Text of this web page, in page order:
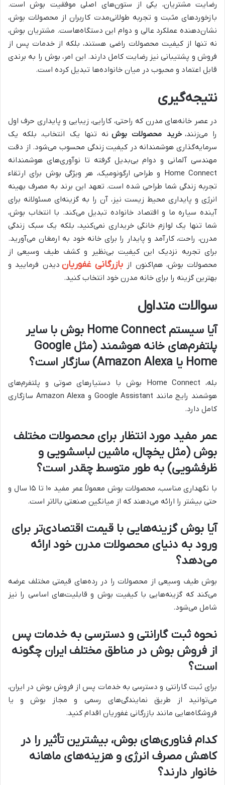
رضایت مشتریان، یکی از ستون‌های اصلی موفقیت بوش است.
بازخوردهای مثبت و تجربه طولانی‌مدت کاربران از محصولات بوش،
نشان‌دهنده عملکرد عالی و دوام این دستگاه‌هاست. مشتریان بوش،
نه تنها از کیفیت محصولات راضی هستند، بلکه از خدمات پس از
فروش و پشتیبانی نیز رضایت کامل دارند. این امر، بوش را به برندی
قابل اعتماد و محبوب در میان خانواده‌ها تبدیل کرده است.
نتیجه‌گیری
در عصر خانه‌های مدرن که راحتی، کارایی، زیبایی و پایداری حرف اول
را می‌زنند، خرید محصولات بوش نه تنها یک انتخاب، بلکه یک
سرمایه‌گذاری هوشمندانه در کیفیت زندگی محسوب می‌شود. از دقت
مهندسی آلمانی و دوام بی‌بدیل گرفته تا نوآوری‌های هوشمندانه
Home Connect و طراحی ارگونومیک، هر ویژگی بوش برای ارتقاء
تجربه زندگی شما طراحی شده است. تعهد این برند به مصرف بهینه
انرژی و پایداری محیط زیست نیز، آن را به گزینه‌ای مسئولانه برای
آینده سیاره ما و اقتصاد خانواده تبدیل می‌کند. با انتخاب بوش،
شما تنها یک لوازم خانگی خریداری نمی‌کنید، بلکه یک سبک زندگی
مدرن، راحت، کارآمد و پایدار را برای خانه خود به ارمغان می‌آورید.
برای تجربه نزدیک این کیفیت بی‌نظیر و کشف طیف وسیعی از
محصولات بوش، هم‌اکنون از بازرگانی غفوریان دیدن فرمایید و
بهترین گزینه را برای خانه مدرن خود انتخاب کنید.
سوالات متداول
آیا سیستم Home Connect بوش با سایر
پلتفرم‌های خانه هوشمند (مثل Google
Home یا Amazon Alexa) سازگار است؟
بله، Home Connect بوش با دستیارهای صوتی و پلتفرم‌های
هوشمند رایج مانند Google Assistant و Amazon Alexa سازگاری
کامل دارد.
عمر مفید مورد انتظار برای محصولات مختلف
بوش (مثل یخچال، ماشین لباسشویی و
ظرفشویی) به طور متوسط چقدر است؟
با نگهداری مناسب، محصولات بوش معمولاً عمر مفید ۱۰ تا ۱۵ سال و
حتی بیشتر را ارائه می‌دهند که از میانگین صنعتی بالاتر است.
آیا بوش گزینه‌هایی با قیمت اقتصادی‌تر برای
ورود به دنیای محصولات مدرن خود ارائه
می‌دهد؟
بوش طیف وسیعی از محصولات را در رده‌های قیمتی مختلف عرضه
می‌کند که گزینه‌هایی با کیفیت بوش و قابلیت‌های اساسی را نیز
شامل می‌شود.
نحوه ثبت گارانتی و دسترسی به خدمات پس
از فروش بوش در مناطق مختلف ایران چگونه
است؟
برای ثبت گارانتی و دسترسی به خدمات پس از فروش بوش در ایران،
می‌توانید از طریق نمایندگی‌های رسمی و مجاز بوش و یا
فروشگاه‌هایی مانند بازرگانی غفوریان اقدام کنید.
کدام فناوری‌های بوش، بیشترین تأثیر را در
کاهش مصرف انرژی و هزینه‌های ماهانه
خانوار دارند؟